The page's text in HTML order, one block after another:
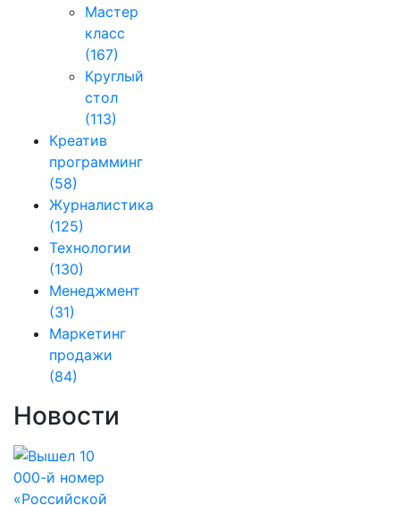
Мастер
класс
(167)
Круглый
стол
(113)
Креатив
программинг
(58)
Журналистика
(125)
Технологии
(130)
Менеджмент
(31)
Маркетинг
продажи
(84)
Новости